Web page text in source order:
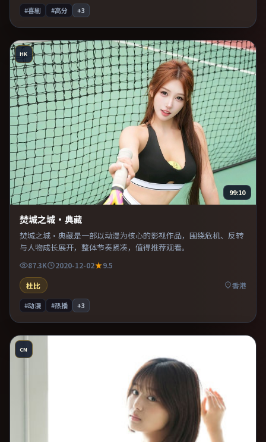
#喜剧 #高分 +3
HK
99:10
焚城之城·典藏
焚城之城·典藏是一部以动漫为核心的影视作品，围绕危机、反转
与人物成长展开，整体节奏紧凑，值得推荐观看。
87.3K 2020-12-02
9.5
杜比
香港
#动漫 #热播 +3
CN